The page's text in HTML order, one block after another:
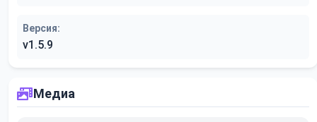
Версия:
v1.5.9
Медиа